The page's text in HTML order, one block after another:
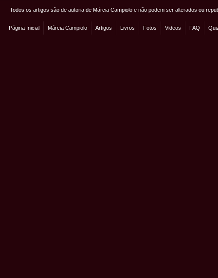
Todos os artigos são de autoria de Márcia Campiolo e não podem ser alterados ou
Página Inicial Márcia Campiolo Artigos Livros Fotos Videos FAQ